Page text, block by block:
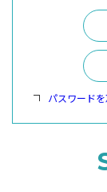
パスワード